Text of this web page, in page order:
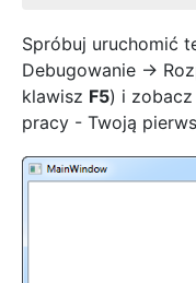
Spróbuj uruchomić
Debugowanie ->
klawisz F5) i zobacz
pracy - Twoją